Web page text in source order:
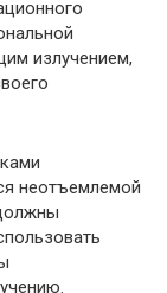
излучением,
неотъемлемой